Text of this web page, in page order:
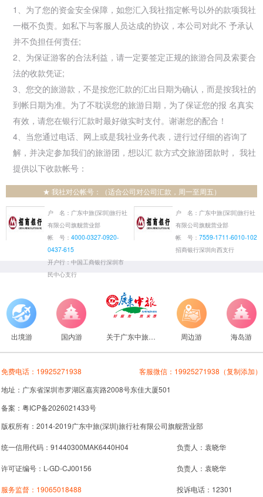
1、为了您的资金安全保障，如您汇入我社指定帐号以外的款项我社
一概不负责。如私下与客服人员达成的协议，本公司对此不 予承认
并不负担任何责任;
2、为保证游客的合法利益，请一定要签定正规的旅游合同及索要合
法的收款凭证;
3、您交的旅游款，不是按您汇款的汇出日期为确认，而是按我社的
到帐日期为准。为了不耽误您的旅游日期，为了保证您的报 名真实
有效，请您在银行汇款时最好做实时支付。谢谢您的配合！
4、当您通过电话、网上或是我社业务代表，进行过仔细的咨询了
解，并决定参加我们的旅游团，想以汇 款方式交旅游团款时， 我社
提供以下收款帐号：
★ 我社对公帐号：（适合公司对公司汇款，周一至周五）
户 名：广东中旅(深圳)旅行社
有限公司旗舰营业部
帐 号： 4000-0327-0920-
0437-615
开户行：中国工商银行深圳市
民中心支行
户 名：广东中旅(深圳)旅行社
有限公司旗舰营业部
帐 号： 7559-1711-6010-102
招商银行深圳向西支行
出境游 国内游 关于广东中旅旅行社 周边游 海岛游
免费电话： 19925271938 客服微信： 19925271938 （复制添加）
地址：广东省深圳市罗湖区嘉宾路2008号东佳大厦501
备案：粤ICP备2026021433号
版权所有：2014-2019广东中旅(深圳)旅行社有限公司旗舰营业部
统一信用代码：91440300MAK6440H04 负责人：袁晓华
许可证编号：L-GD-CJ00156 负责人：袁晓华
服务监督： 19065018488 投诉电话：12301